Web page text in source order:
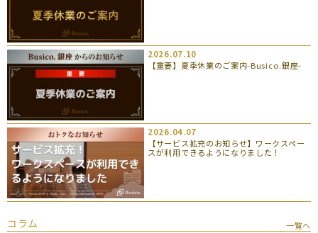
2026.07.10
【重要】夏季休業のご案内-Busico.銀座-
2026.04.07
【サービス拡充のお知らせ】ワークスペー
スが利用できるようになりました！
コラム
一覧へ